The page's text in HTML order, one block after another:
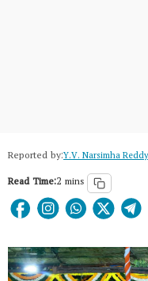
Reported by:Y.V. Narsimha Reddy
Read Time:2 mins